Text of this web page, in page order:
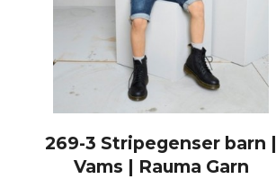
269-3 Stripegenser barn |
Vams | Rauma Garn